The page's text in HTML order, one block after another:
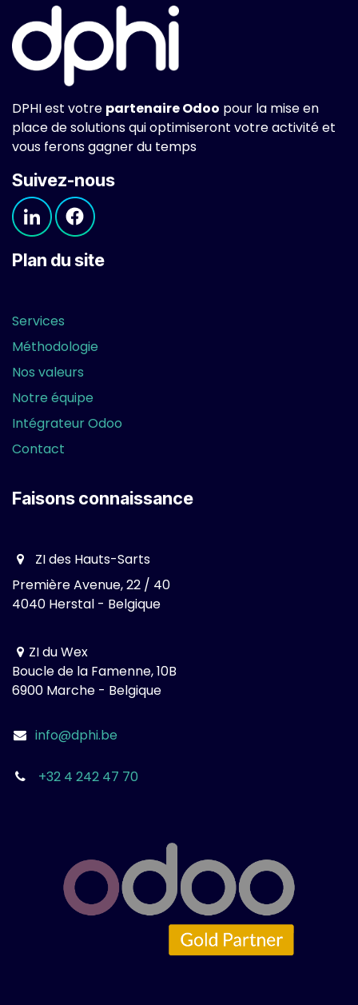
DPHI est votre partenaire Odoo pour la mise en
place de solutions qui optimiseront votre activité et
vous ferons gagner du temps
Suivez-nous
Plan du site
Services
Méthodologie
Nos valeurs
Notre équipe
Intégrateur Odoo
Contact
Faisons connaissance
ZI des Hauts-Sarts
Première Avenue, 22 / 40
4040 Herstal - Belgique
ZI du Wex
Boucle de la Famenne, 10B
6900 Marche - Belgique
info@dphi.be
+32 4 242 47 70